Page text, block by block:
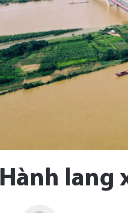
Hành lang